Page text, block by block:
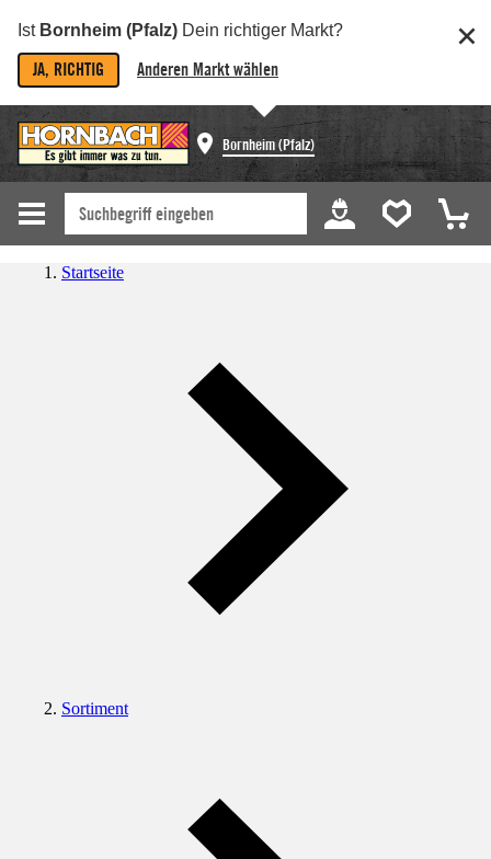
Ist Bornheim (Pfalz) Dein richtiger Markt?
JA, RICHTIG Anderen Markt wählen
Bornheim (Pfalz)
Startseite
Sortiment